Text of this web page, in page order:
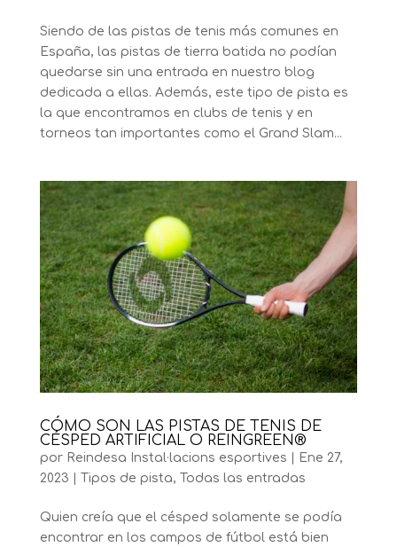
Siendo de las pistas de tenis más comunes en
España, las pistas de tierra batida no podían
quedarse sin una entrada en nuestro blog
dedicada a ellas. Además, este tipo de pista es
la que encontramos en clubs de tenis y en
torneos tan importantes como el Grand Slam...
CÓMO SON LAS PISTAS DE TENIS DE
CÉSPED ARTIFICIAL O REINGREEN®
por Reindesa Instal·lacions esportives
Ene 27,
2023
Tipos de pista, Todas las entradas
Quien creía que el césped solamente se podía
encontrar en los campos de fútbol está bien